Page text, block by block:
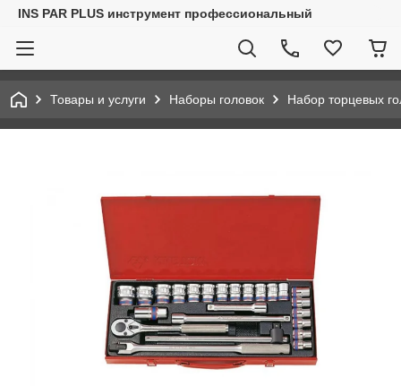
INS PAR PLUS инструмент профессиональный
Товары и услуги Наборы головок Набор торцевых